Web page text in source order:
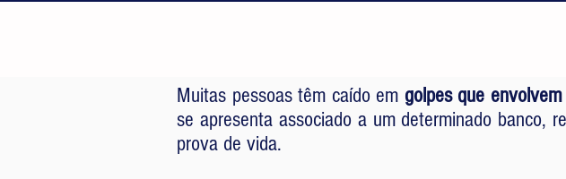
Muitas pessoas têm caído em golpes que envolvem
se apresenta associado a um determinado banco,
prova de vida.